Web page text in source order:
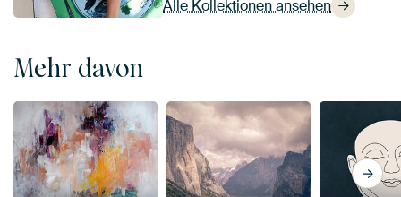
Alle Kollektionen ansehen
Mehr davon